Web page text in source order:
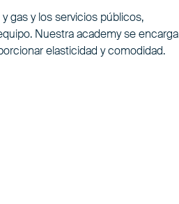
gas y los servicios públicos,
Nuestra academy se encarga
elasticidad y comodidad.